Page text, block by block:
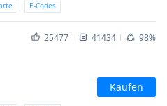
E-Codes
25477 41434
98%
Kaufen